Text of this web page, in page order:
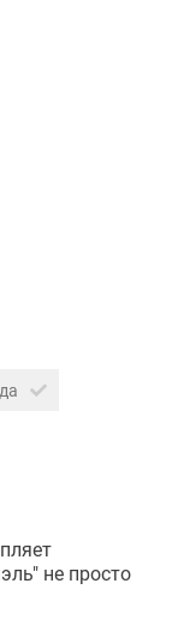
не просто